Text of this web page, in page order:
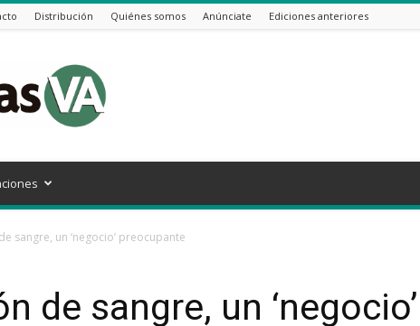
Distribución Quiénes somos Anúnciate Ediciones anteriores
sangre, un ‘negocio’ preocupante
de sangre, un ‘negocio’